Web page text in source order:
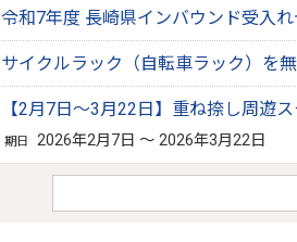
令和7年度 長崎県インバウンド受入れ
サイクルラック（自転車ラック）を
【2月7日～3月22日】重ね捺し周遊
期日 2026年2月7日 ～ 2026年3月22日